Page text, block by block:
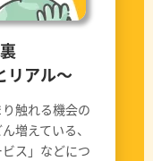
リアル〜
触れる機会の
増えている、
ス」などにつ